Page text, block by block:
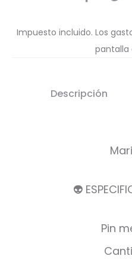
Impuesto incluido. Los
pantalla
Descripción
👽
Pin